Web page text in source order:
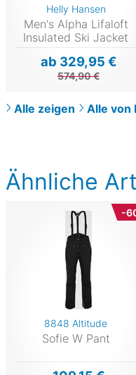
Ähnliche
-
8848 Altitude
Sofie W Pant
Helly Hansen
Men's Alpha Lifaloft
Insulated Ski Jacket
ab 329,95 €
574,90 €
Alle zeigen Alle von